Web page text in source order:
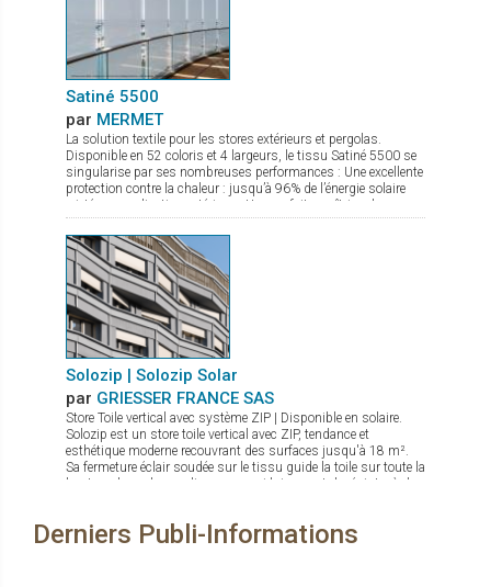
Satiné 5500
par MERMET
La solution textile pour les stores extérieurs et pergolas.
Disponible en 52 coloris et 4 largeurs, le tissu Satiné 5500 se
singularise par ses nombreuses performances : Une excellente
protection contre la chaleur : jusqu’à 96% de l’énergie solaire
rejetée en application extérieure. Une parfaite maîtrise de
l’éblouissement due à son tissage en diagonale. Une très
bonne transparence pour une vision nette vers l’extérieur et un
maintien de la lumière naturelle entrante. Sa parfaite adéquation
aux stores ZIP grâce notamment à son excellente stabilité
dimensionnelle, permet au tissu Satiné 5500 d’offrir une
solution durable, esthétique et efficace. Il existe également une
version totalement occultante, le Satiné 21154, pour une
parfaite harmonie des façades.
Solozip | Solozip Solar
par GRIESSER FRANCE SAS
Store Toile vertical avec système ZIP | Disponible en solaire.
Solozip est un store toile vertical avec ZIP, tendance et
esthétique moderne recouvrant des surfaces jusqu'à 18 m².
Sa fermeture éclair soudée sur le tissu guide la toile sur toute la
hauteur dans des coulisses, ce qui lui permet de résister à des
existe diverses possibilités pour répondre à toutes les envies :
Derniers Publi-Informations